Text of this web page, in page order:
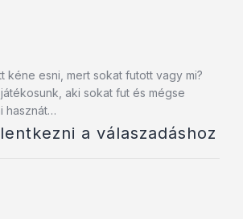
kéne esni, mert sokat futott vagy mi?
aki sokat fut és mégse
hasznát…
a válaszadáshoz